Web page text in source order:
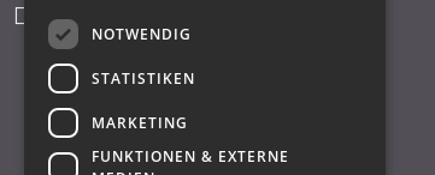
NOTWENDIG
STATISTIKEN
MARKETING
FUNKTIONEN & EXTERNE